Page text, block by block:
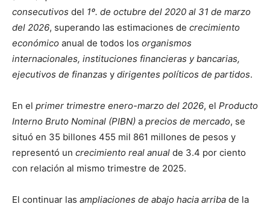
consecutivos del 1º. de octubre del 2020 al 31 de marzo
del 2026, superando las estimaciones de crecimiento
económico anual de todos los organismos
internacionales, instituciones financieras y bancarias,
ejecutivos de finanzas y dirigentes políticos de partidos.
En el primer trimestre enero-marzo del 2026, el Producto
Interno Bruto Nominal (PIBN) a precios de mercado, se
situó en 35 billones 455 mil 861 millones de pesos y
representó un crecimiento real anual de 3.4 por ciento
con relación al mismo trimestre de 2025.
El continuar las ampliaciones de abajo hacia arriba de la